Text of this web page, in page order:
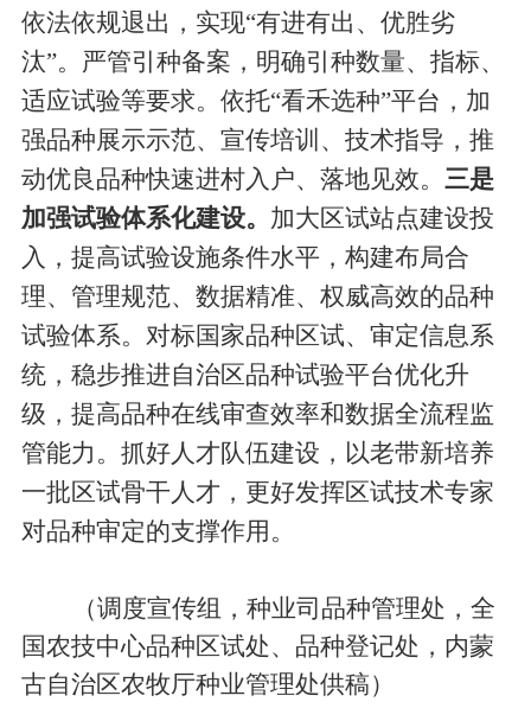
依法依规退出，实现“有进有出、优胜劣
汰”。 严管引种备案 ， 明确引种数量、指标、
适应试验等要求。依托“看禾选种”平台，加
强品种展示示范、宣传培训、技术指导，推
动优良品种快速进村入户、落地见效。 三是
加强试验体系化建设。 加大区试站点建设投
入 ， 提高试验设施条件水平，构建布局合
理、管理规范、数据精准、权威高效的品种
试验体系。对标国家品种区试、审定信息系
统，稳步推进自治区品种试验平台优化升
级， 提高品种在线审查效率和数据全流程监
管能力。 抓好人才队伍建设 ， 以老带新培养
一批区试骨干人才，更好发挥区试技术专家
对品种审定的支撑作用。
（调度宣传组，种业司品种管理处， 全
国农技中心品种区试处、品种登记处， 内蒙
古自治区农牧厅种业管理处供稿）